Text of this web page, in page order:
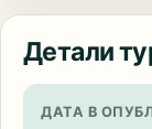
Детали
ДАТА В